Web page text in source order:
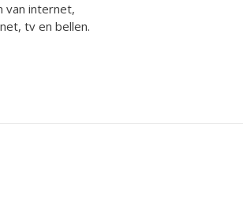
van internet,
tv en bellen.